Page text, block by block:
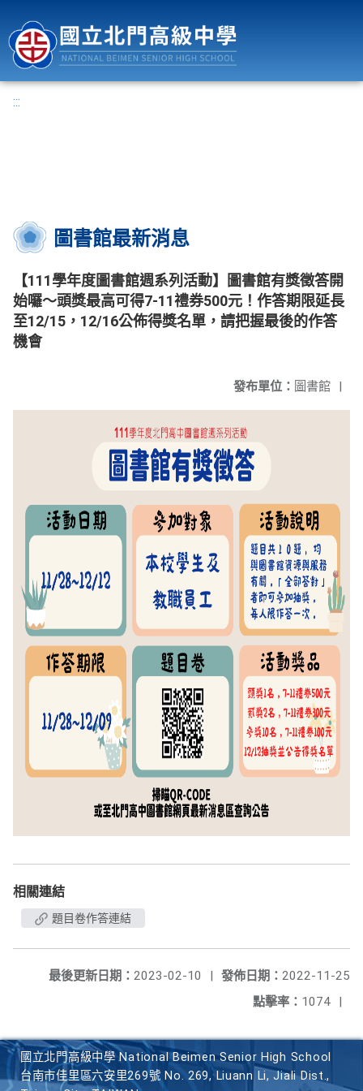
:::
圖書館最新消息
【111學年度圖書館週系列活動】圖書館有獎徵答開
始囉～頭獎最高可得7-11禮券500元！作答期限延長
至12/15，12/16公佈得獎名單，請把握最後的作答
機會
發布單位： 圖書館 |
相關連結
題目卷作答連結
發佈日期： 2022-11-25
最後更新日期： 2023-02-10
|
點擊率： 1074 |
國立北門高級中學 National Beimen Senior High School
台南市佳里區六安里269號 No. 269, Liuann Li, Jiali Dist.,